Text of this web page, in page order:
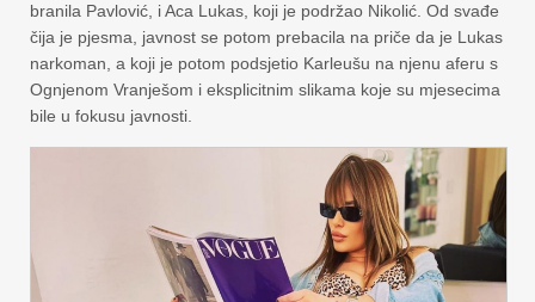
branila Pavlović, i Aca Lukas, koji je podržao Nikolić. Od svađe
čija je pjesma, javnost se potom prebacila na priče da je Lukas
narkoman, a koji je potom podsjetio Karleušu na njenu aferu s
Ognjenom Vranješom i eksplicitnim slikama koje su mjesecima
bile u fokusu javnosti.